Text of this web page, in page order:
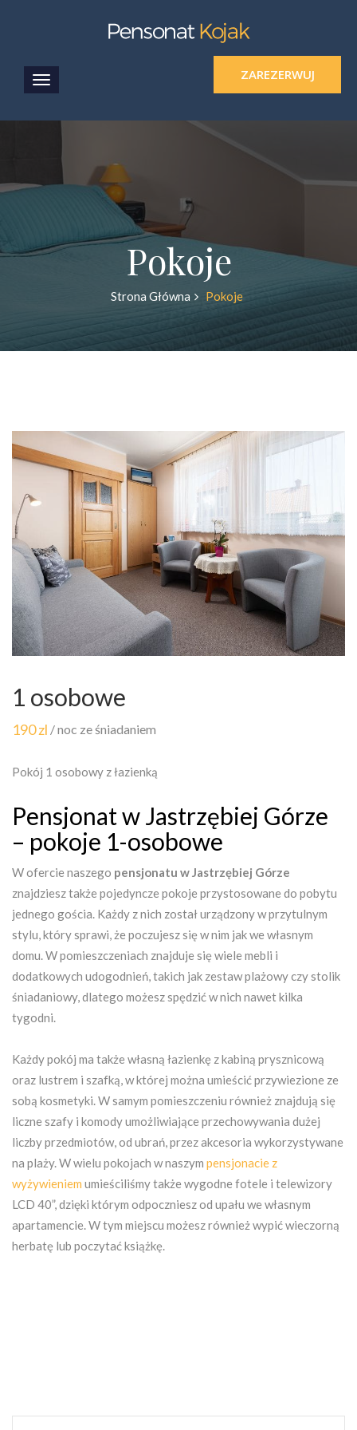
ZAREZERWUJ
Pokoje
Strona Główna Pokoje
1 osobowe
190 zl / noc ze śniadaniem
Pokój 1 osobowy z łazienką
Pensjonat w Jastrzębiej Górze
– pokoje 1-osobowe
W ofercie naszego pensjonatu w Jastrzębiej Górze
znajdziesz także pojedyncze pokoje przystosowane do pobytu
jednego gościa. Każdy z nich został urządzony w przytulnym
stylu, który sprawi, że poczujesz się w nim jak we własnym
domu. W pomieszczeniach znajduje się wiele mebli i
dodatkowych udogodnień, takich jak zestaw plażowy czy stolik
śniadaniowy, dlatego możesz spędzić w nich nawet kilka
tygodni.
Każdy pokój ma także własną łazienkę z kabiną prysznicową
oraz lustrem i szafką, w której można umieścić przywiezione ze
sobą kosmetyki. W samym pomieszczeniu również znajdują się
liczne szafy i komody umożliwiające przechowywania dużej
liczby przedmiotów, od ubrań, przez akcesoria wykorzystywane
na plaży. W wielu pokojach w naszym pensjonacie z
wyżywieniem umieściliśmy także wygodne fotele i telewizory
LCD 40”, dzięki którym odpoczniesz od upału we własnym
apartamencie. W tym miejscu możesz również wypić wieczorną
herbatę lub poczytać książkę.